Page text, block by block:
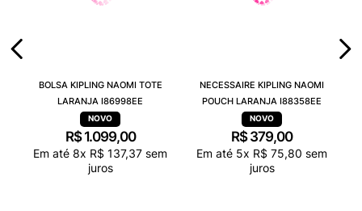
BOLSA KIPLING NAOMI TOTE
LARANJA I86998EE
R$ 1.099,00
Em até 8x R$ 137,37 sem
juros
NECESSAIRE KIPLING NAOMI
POUCH LARANJA I88358EE
R$ 379,00
Em até 5x R$ 75,80 sem
juros